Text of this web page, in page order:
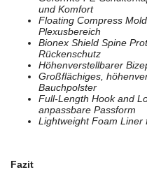
und Komfort
Floating Compress
Plexusbereich
Bionex Shield Spine
Rückenschutz
Höhenverstellbarer
Großflächiges,
Bauchpolster
Full-Length Hook and
anpassbare Passform
Lightweight Foam Liner
Fazit